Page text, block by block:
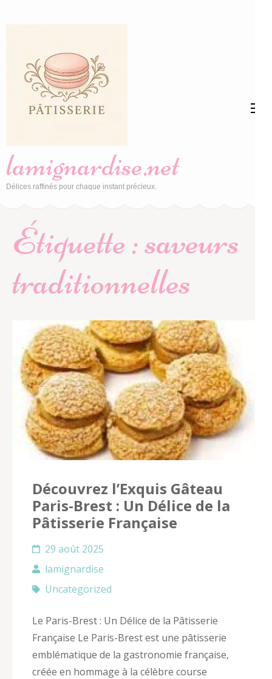
(Pressez
Entrée)
lamignardise.net
Délices raffinés pour chaque instant précieux.
Étiquette :saveurs
traditionnelles
Découvrez l’Exquis Gâteau
Paris-Brest : Un Délice de la
Pâtisserie Française
29 août 2025
lamignardise
Uncategorized
Le Paris-Brest : Un Délice de la Pâtisserie
Française Le Paris-Brest est une pâtisserie
emblématique de la gastronomie française,
créée en hommage à la célèbre course